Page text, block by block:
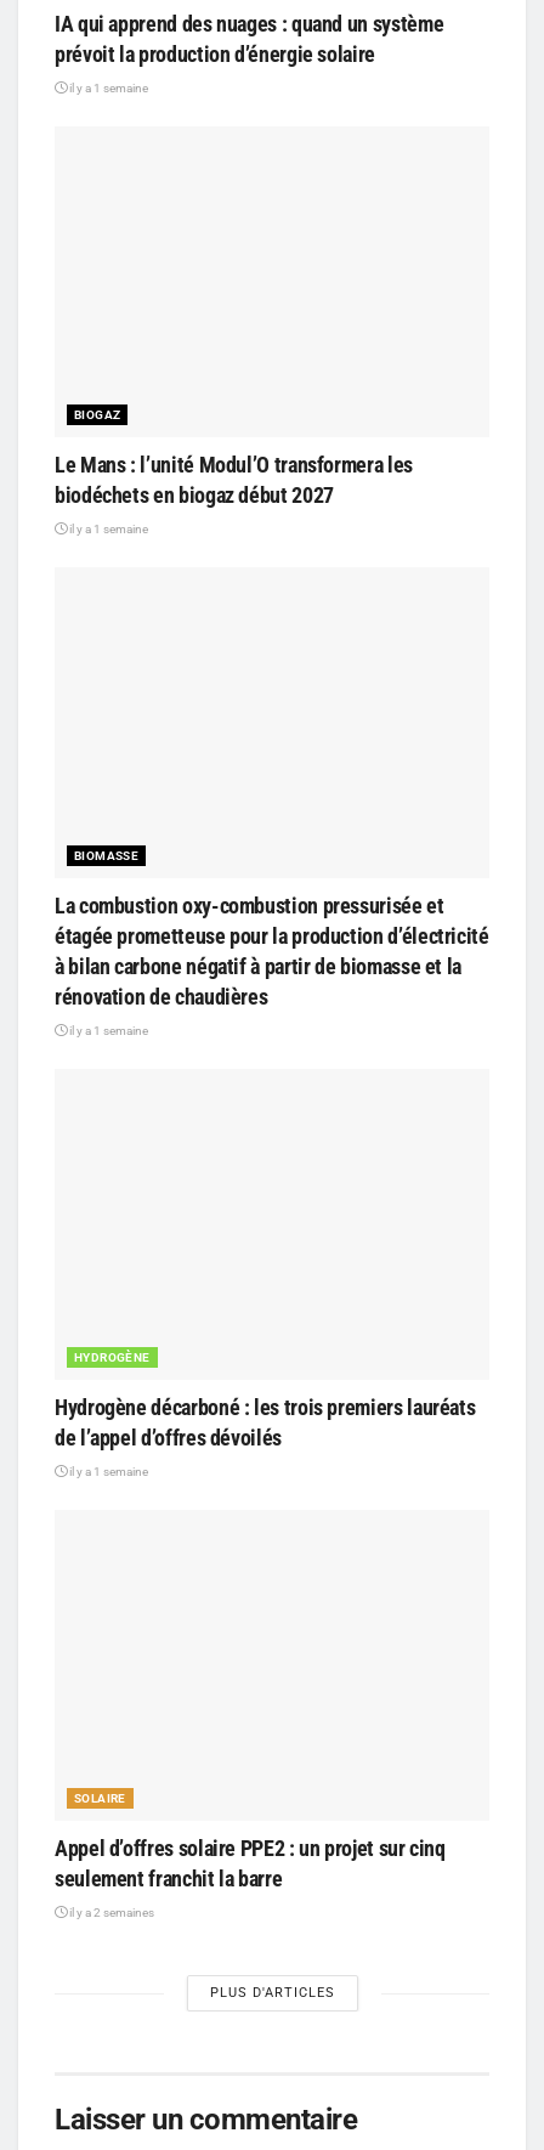
IA qui apprend des nuages : quand un système
prévoit la production d’énergie solaire
il y a 1 semaine
BIOGAZ
Le Mans : l’unité Modul’O transformera les
biodéchets en biogaz début 2027
il y a 1 semaine
BIOMASSE
La combustion oxy-combustion pressurisée et
étagée prometteuse pour la production d’électricité
à bilan carbone négatif à partir de biomasse et la
rénovation de chaudières
il y a 1 semaine
HYDROGÈNE
Hydrogène décarboné : les trois premiers lauréats
de l’appel d’offres dévoilés
il y a 1 semaine
SOLAIRE
Appel d’offres solaire PPE2 : un projet sur cinq
seulement franchit la barre
il y a 2 semaines
PLUS D'ARTICLES
Laisser un commentaire